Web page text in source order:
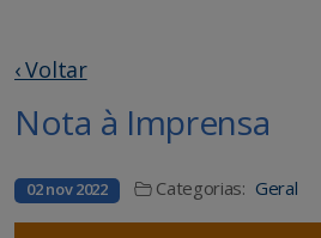
‹ Voltar
Nota à Imprensa
02 nov 2022 Categorias: Geral